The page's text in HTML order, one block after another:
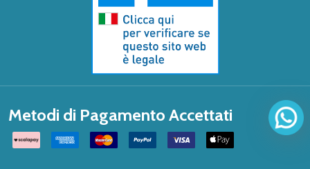
Metodi di Pagamento Accettati